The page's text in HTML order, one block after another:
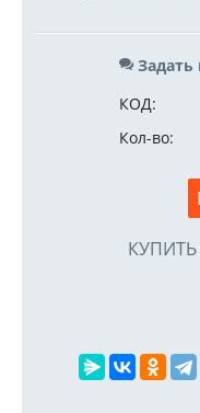
Задать
КОД:
Кол-во: